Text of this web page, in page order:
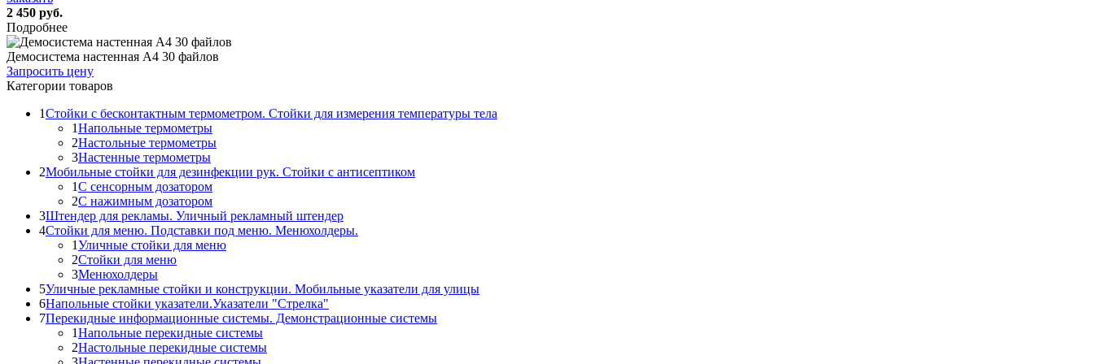
2 450 руб.
Подробнее
Демосистема настенная А4 30 файлов
Запросить цену
Категории товаров
1Стойки с бесконтактным термометром. Стойки для измерения температуры тела
1Напольные термометры
2Настольные термометры
3Настенные термометры
2Мобильные стойки для дезинфекции рук. Стойки с антисептиком
1С сенсорным дозатором
2С нажимным дозатором
3Штендер для рекламы. Уличный рекламный штендер
4Стойки для меню. Подставки под меню. Менюхолдеры.
1Уличные стойки для меню
2Стойки для меню
3Менюхолдеры
5Уличные рекламные стойки и конструкции. Мобильные указатели для улицы
6Напольные стойки указатели.Указатели "Стрелка"
7Перекидные информационные системы. Демонстрационные системы
1Напольные перекидные системы
2Настольные перекидные системы